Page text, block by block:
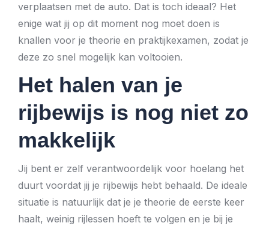
verplaatsen met de auto. Dat is toch ideaal? Het
enige wat jij op dit moment nog moet doen is
knallen voor je theorie en praktijkexamen, zodat je
deze zo snel mogelijk kan voltooien.
Het halen van je
rijbewijs is nog niet zo
makkelijk
Jij bent er zelf verantwoordelijk voor hoelang het
duurt voordat jij je rijbewijs hebt behaald. De ideale
situatie is natuurlijk dat je je theorie de eerste keer
haalt, weinig rijlessen hoeft te volgen en je bij je